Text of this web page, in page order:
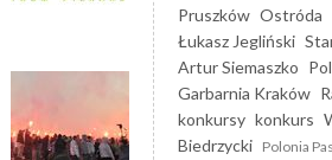
Pruszków Ostróda
Łukasz Jegliński
Artur Siemaszko
Garbarnia Kraków
konkursy konkurs
Biedrzycki Polonia